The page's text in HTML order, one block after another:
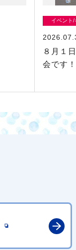
イベント
８月１
会です！